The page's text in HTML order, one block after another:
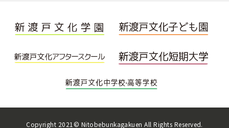
Copyright 2021© Nitobebunkagakuen All Rights Reserved.